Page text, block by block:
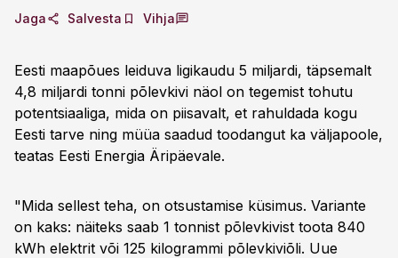
Jaga Salvesta Vihja
Eesti maapõues leiduva ligikaudu 5 miljardi, täpsemalt
4,8 miljardi tonni põlevkivi näol on tegemist tohutu
potentsiaaliga, mida on piisavalt, et rahuldada kogu
Eesti tarve ning müüa saadud toodangut ka väljapoole,
teatas Eesti Energia Äripäevale.
"Mida sellest teha, on otsustamise küsimus. Variante
on kaks: näiteks saab 1 tonnist põlevkivist toota 840
kWh elektrit või 125 kilogrammi põlevkiviõli. Uue